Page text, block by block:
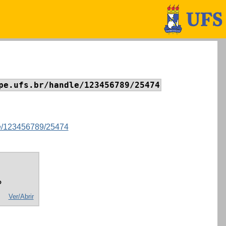
handle/123456789/25474
123456789/25474
Ver/Abrir